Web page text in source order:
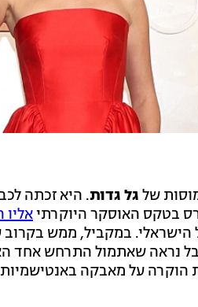
של גל גדות. היא זכתה
בטקס האוסקר היוקרתי
במקביל, ממש
נראה שאתמול התרחש אחד